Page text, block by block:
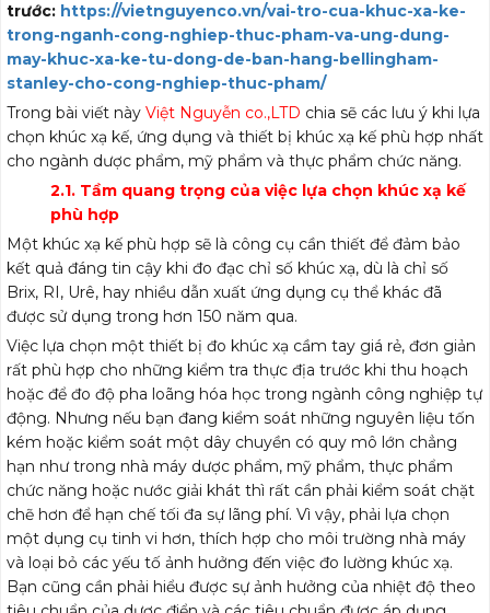
trước: https://vietnguyenco.vn/vai-tro-cua-khuc-xa-ke-
trong-nganh-cong-nghiep-thuc-pham-va-ung-dung-
may-khuc-xa-ke-tu-dong-de-ban-hang-bellingham-
stanley-cho-cong-nghiep-thuc-pham/
Trong bài viết này Việt Nguyễn co.,LTD chia sẽ các lưu ý khi lựa
chọn khúc xạ kế, ứng dụng và thiết bị khúc xạ kế phù hợp nhất
cho ngành dược phẩm, mỹ phẩm và thực phẩm chức năng.
2.1. Tầm quang trọng của việc lựa chọn khúc xạ kế
phù hợp
Một khúc xạ kế phù hợp sẽ là công cụ cần thiết để đảm bảo
kết quả đáng tin cậy khi đo đạc chỉ số khúc xạ, dù là chỉ số
Brix, RI, Urê, hay nhiều dẫn xuất ứng dụng cụ thể khác đã
được sử dụng trong hơn 150 năm qua.
Việc lựa chọn một thiết bị đo khúc xạ cầm tay giá rẻ, đơn giản
rất phù hợp cho những kiểm tra thực địa trước khi thu hoạch
hoặc để đo độ pha loãng hóa học trong ngành công nghiệp tự
động. Nhưng nếu bạn đang kiểm soát những nguyên liệu tốn
kém hoặc kiểm soát một dây chuyền có quy mô lớn chẳng
hạn như trong nhà máy dược phẩm, mỹ phẩm, thực phẩm
chức năng hoặc nước giải khát thì rất cần phải kiểm soát chặt
chẽ hơn để hạn chế tối đa sự lãng phí. Vì vậy, phải lựa chọn
một dụng cụ tinh vi hơn, thích hợp cho môi trường nhà máy
và loại bỏ các yếu tố ảnh hưởng đến việc đo lường khúc xạ.
Bạn cũng cần phải hiểu được sự ảnh hưởng của nhiệt độ theo